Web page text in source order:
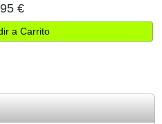
€
a Carrito